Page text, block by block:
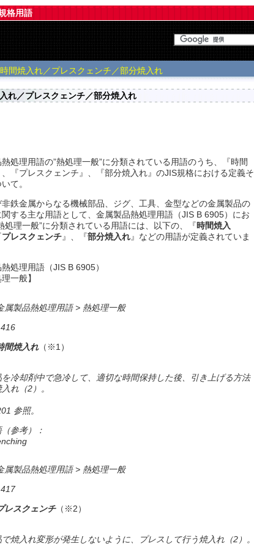
格用語
時間焼入れ／プレスクェンチ／部分焼入れ
れ／プレスクェンチ／部分焼入れ
処理用語の”熱処理一般”に分類されている用語のうち、『時間
『プレスクェンチ』、『部分焼入れ』のJIS規格における定義そ
て。
鉄金属からなる機械部品、ジグ、工具、金型などの金属製品の
する主な用語として、金属製品熱処理用語（JIS B 6905）にお
処理一般”に分類されている用語には、以下の、『時間焼入
プレスクェンチ』、『部分焼入れ』などの用語が定義されていま
処理用語（JIS B 6905）
一般】
属製品熱処理用語 > 熱処理一般
間焼入れ（※1）
を冷却剤中で急冷して、適切な時間保持した後、引き上げる方法
れ（2）。
参照。
参考）：
属製品熱処理用語 > 熱処理一般
レスクェンチ（※2）
焼入れ変形が発生しないように、プレスして行う焼入れ（2）。